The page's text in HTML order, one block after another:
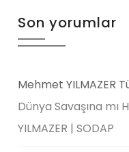
Son yorumlar
Mehmet YILMAZER
Dünya Savaşına mı
YILMAZER | SODAP